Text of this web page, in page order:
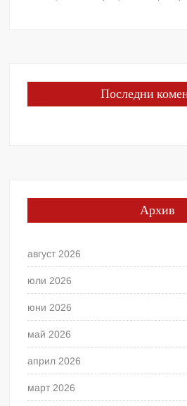
Последни
Архив
август 2026
юли 2026
юни 2026
май 2026
април 2026
март 2026